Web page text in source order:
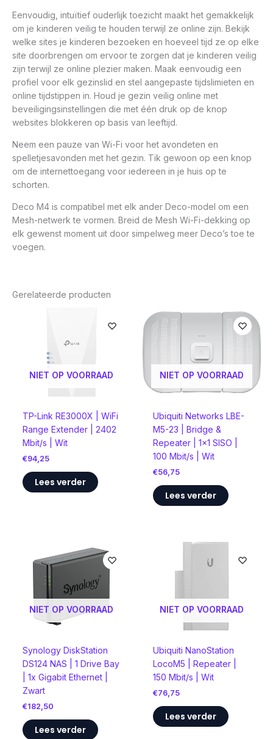
Eenvoudig, intuïtief ouderlijk toezicht maakt het gemakkelijk
om je kinderen veilig te houden terwijl ze online zijn. Bekijk
welke sites je kinderen bezoeken en hoeveel tijd ze op elke
site doorbrengen om ervoor te zorgen dat je kinderen veilig
zijn terwijl ze online plezier maken. Maak eenvoudig een
profiel voor elk gezinslid en stel aangepaste tijdslimieten en
online tijdstippen in. Houd je gezin veilig online met
beveiligingsinstellingen die met één druk op de knop
websites blokkeren op basis van leeftijd.
Neem een pauze van Wi-Fi voor het avondeten en
spelletjesavonden met het gezin. Tik gewoon op een knop
om de internettoegang voor iedereen in je huis op te
schorten.
Deco M4 is compatibel met elk ander Deco-model om een
Mesh-netwerk te vormen. Breid de Mesh Wi-Fi-dekking op
elk gewenst moment uit door simpelweg meer Deco’s toe te
voegen.
Gerelateerde producten
NIET OP VOORRAAD
TP-Link RE3000X | WiFi
Range Extender | 2402
Mbit/s | Wit
€94,25
Lees verder
NIET OP VOORRAAD
Ubiquiti Networks LBE-
M5-23 | Bridge &
Repeater | 1×1 SISO |
100 Mbit/s | Wit
€56,75
Lees verder
NIET OP VOORRAAD
Synology DiskStation
DS124 NAS | 1 Drive Bay
| 1x Gigabit Ethernet |
Zwart
€182,50
Lees verder
NIET OP VOORRAAD
Ubiquiti NanoStation
LocoM5 | Repeater |
150 Mbit/s | Wit
€76,75
Lees verder